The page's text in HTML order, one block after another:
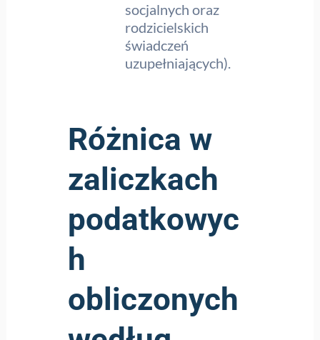
socjalnych oraz
rodzicielskich
świadczeń
uzupełniających).
Różnica w
zaliczkach
podatkowyc
h
obliczonych